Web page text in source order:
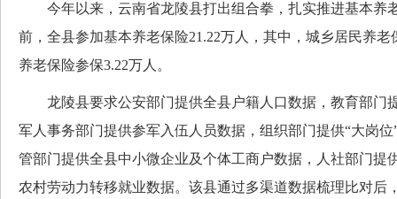
今年以来，云南省龙陵县打出组合拳，扎实推进基本养
前，全县参加基本养老保险21.22万人，其中，城乡居民养
养老保险参保3.22万人。
龙陵县要求公安部门提供全县户籍人口数据，教育部门
军人事务部门提供参军入伍人员数据，组织部门提供“大岗
管部门提供全县中小微企业及个体工商户数据，人社部门提
农村劳动力转移就业数据。该县通过多渠道数据梳理比对后